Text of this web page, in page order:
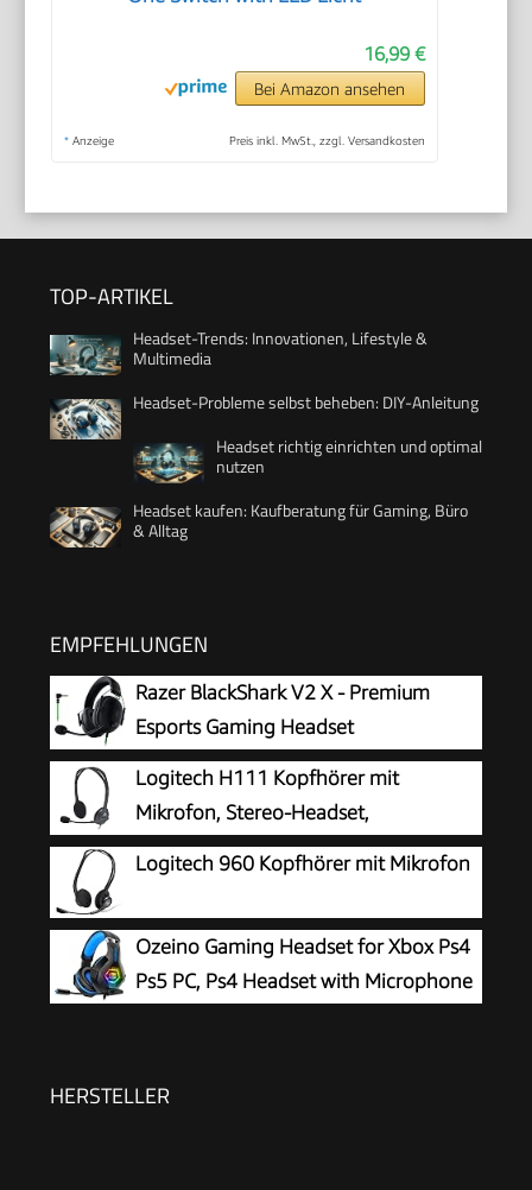
16,99 €
Bei Amazon ansehen
* Anzeige Preis inkl. MwSt., zzgl. Versandkosten
TOP-ARTIKEL
Headset-Trends: Innovationen, Lifestyle &
Multimedia
Headset-Probleme selbst beheben: DIY-Anleitung
Headset richtig einrichten und optimal
nutzen
Headset kaufen: Kaufberatung für Gaming, Büro
& Alltag
EMPFEHLUNGEN
Razer BlackShark V2 X - Premium
Esports Gaming Headset
(Kabelgebundene Kopfhörer mit
50mm-Treiber, Rauschunterdrückung für PC,
Mac, PS4, Xbox One & Switch) Schwarz
Logitech H111 Kopfhörer mit
Mikrofon, Stereo-Headset,
Verstellbares Mikrofon mit
Rauschunterdrückung, Verstellbarer Kopfbügel,
Audio/Mikrofon Dualanschluss mit zwei 3,5mm
Klinken - Schwarz
Logitech 960 Kopfhörer mit Mikrofon
Ozeino Gaming Headset for Xbox Ps4
Ps5 PC, Ps4 Headset with Microphone
HERSTELLER